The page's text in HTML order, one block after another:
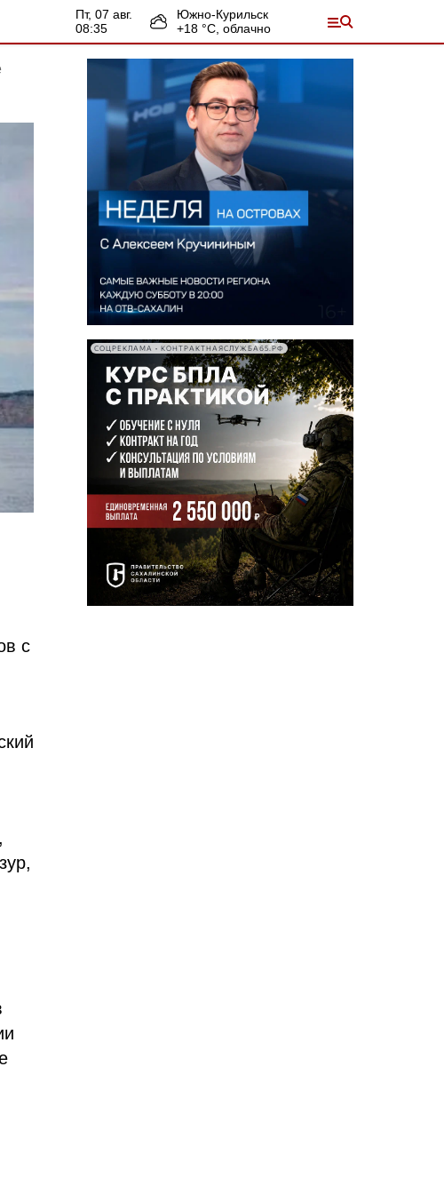
пт, 07 авг.
08:35
Южно-Курильск
+18 °С, облачно
с
СОЦРЕКЛАМА • КОНТРАКТНАЯСЛУЖБА65.РФ